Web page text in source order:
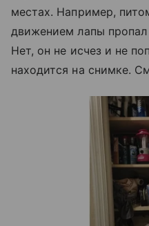
местах. Например,
движением лапы
Нет, он не исчез и не
находится на снимке.